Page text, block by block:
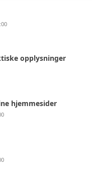
opplysninger
hjemmesider